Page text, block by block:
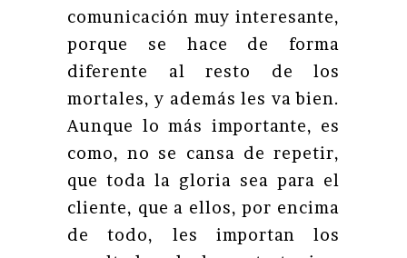
comunicación muy interesante,
porque se hace de forma
diferente al resto de los
mortales, y además les va bien.
Aunque lo más importante, es
como, no se cansa de repetir,
que toda la gloria sea para el
cliente, que a ellos, por encima
de todo, les importan los